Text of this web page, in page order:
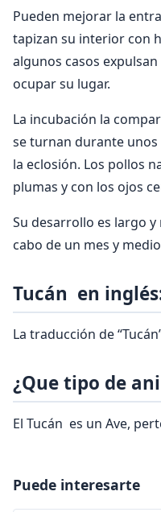
Pueden mejorar la
tapizan su interior con
algunos casos
ocupar su lugar.
La incubación la
se turnan durante
la eclosión. Los pollos
plumas y con los ojos
Su desarrollo es largo
cabo de un mes y
Tucán en
La traducción de
¿Que tipo de
El Tucán es un Ave,
Puede interesarte